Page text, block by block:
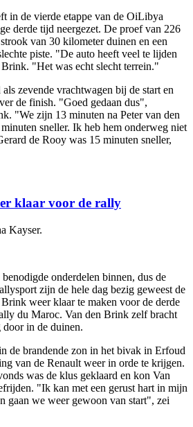
in de vierde etappe van de OiLibya
derde tijd neergezet. De proef van 226
van 30 kilometer duinen en een
piste. "De auto heeft veel te lijden
"Het was echt slecht terrein."
zevende vrachtwagen bij de start en
de finish. "Goed gedaan dus",
"We zijn 13 minuten na Peter van den
sneller. Ik heb hem onderweg niet
de Rooy was 15 minuten sneller,
klaar voor de rally
Kayser.
onderdelen binnen, dus de
zijn de hele dag bezig geweest de
weer klaar te maken voor de derde
du Maroc. Van den Brink zelf bracht
door in de duinen.
de brandende zon in het bivak in Erfoud
van de Renault weer in orde te krijgen.
was de klus geklaard en kon Van
"Ik kan met een gerust hart in mijn
gaan we weer gewoon van start", zei